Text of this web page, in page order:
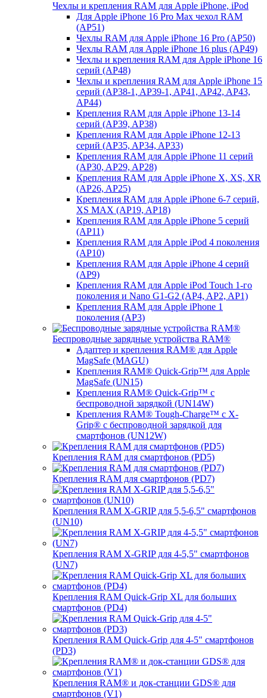
Чехлы и крепления RAM для Apple iPhone, iPod
Для Apple iPhone 16 Pro Max чехол RAM
(AP51)
Чехлы RAM для Apple iPhone 16 Pro (AP50)
Чехлы RAM для Apple iPhone 16 plus (AP49)
Чехлы и крепления RAM для Apple iPhone 16
серий (AP48)
Чехлы и крепления RAM для Apple iPhone 15
серий (AP38-1, AP39-1, AP41, AP42, AP43,
AP44)
Крепления RAM для Apple iPhone 13-14
серий (AP39, AP38)
Крепления RAM для Apple iPhone 12-13
серий (AP35, AP34, AP33)
Крепления RAM для Apple iPhone 11 серий
(AP30, AP29, AP28)
Крепления RAM для Apple iPhone X, XS, XR
(AP26, AP25)
Крепления RAM для Apple iPhone 6-7 серий,
XS MAX (AP19, AP18)
Крепления RAM для Apple iPhone 5 серий
(AP11)
Крепления RAM для Apple iPod 4 поколения
(AP10)
Крепления RAM для Apple iPhone 4 серий
(AP9)
Крепления RAM для Apple iPod Touch 1-го
поколения и Nano G1-G2 (AP4, AP2, AP1)
Крепления RAM для Apple iPhone 1
поколения (AP3)
Беспроводные зарядные устройства RAM®
Адаптер и крепления RAM® для Apple
MagSafe (MAGU)
Крепления RAM® Quick-Grip™ для Apple
MagSafe (UN15)
Крепления RAM® Quick-Grip™ с
беспроводной зарядкой (UN14W)
Крепления RAM® Tough-Charge™ с X-
Grip® с беспроводной зарядкой для
смартфонов (UN12W)
Крепления RAM для смартфонов (PD5)
Крепления RAM для смартфонов (PD7)
Крепления RAM X-GRIP для 5,5-6,5" смартфонов
(UN10)
Крепления RAM X-GRIP для 4-5,5" смартфонов
(UN7)
Крепления RAM Quick-Grip XL для больших
смартфонов (PD4)
Крепления RAM Quick-Grip для 4-5" смартфонов
(PD3)
Крепления RAM® и док-станции GDS® для
смартфонов (V1)